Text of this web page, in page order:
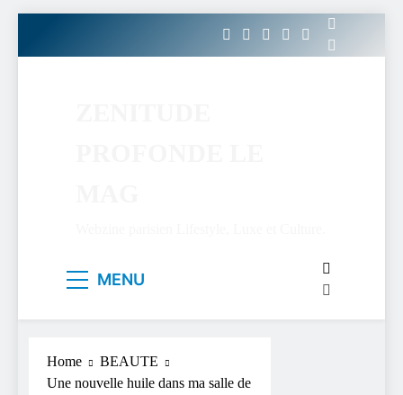
MENU
Home
BEAUTE
Une nouvelle huile dans ma salle de